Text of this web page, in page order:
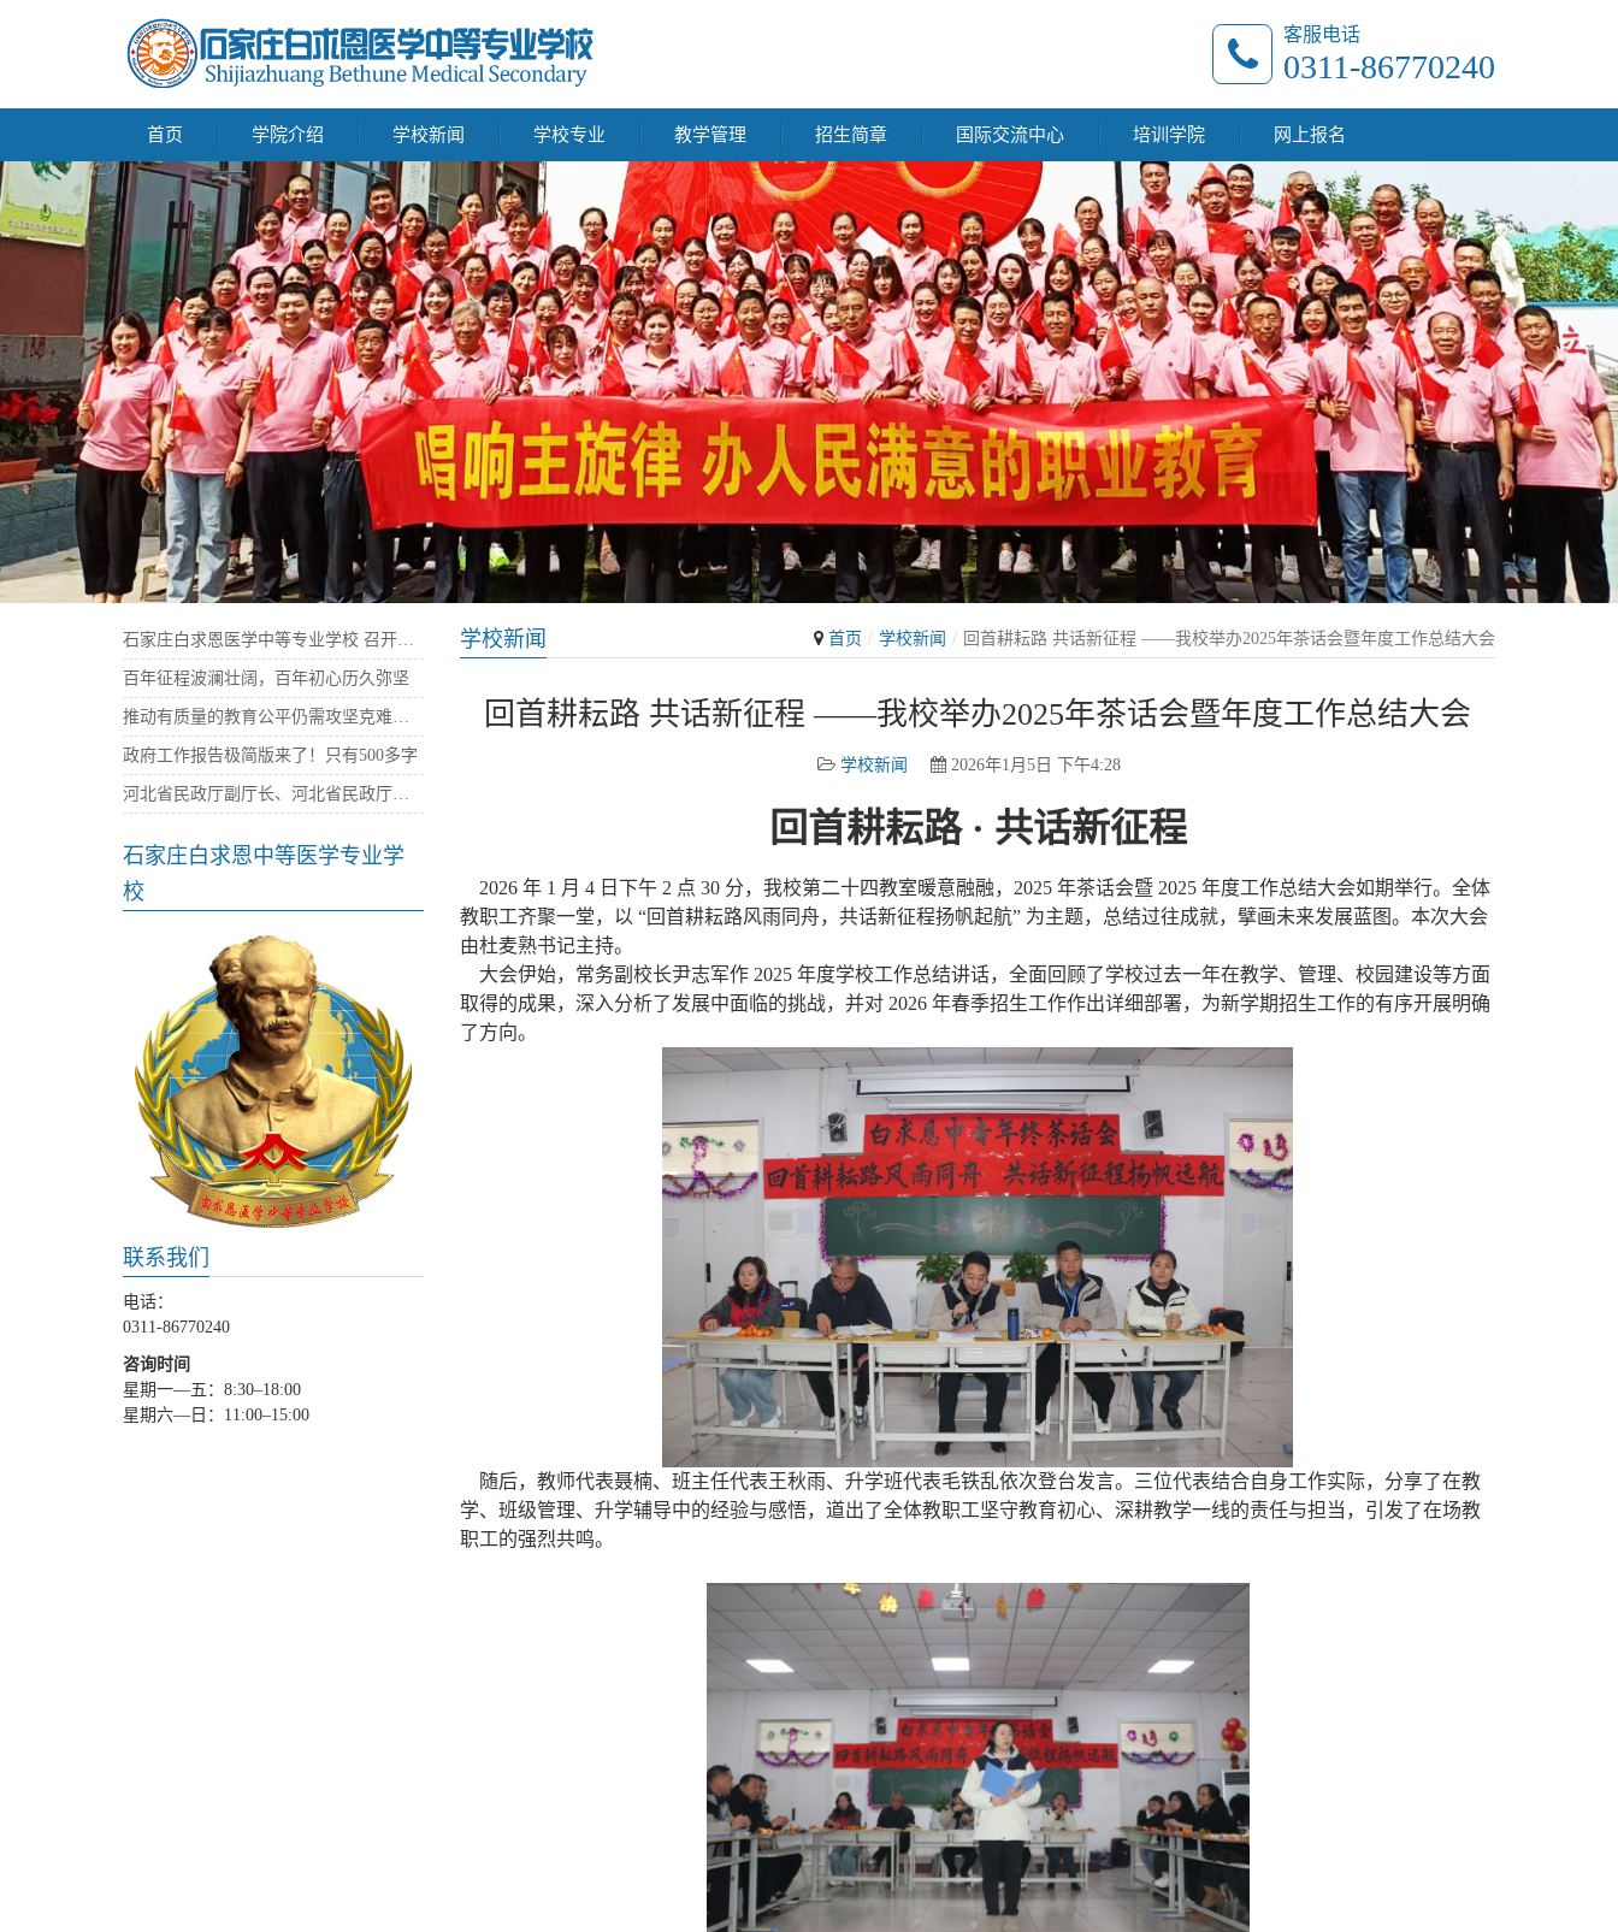
客服电话
0311-86770240
首页 学院介绍 学校新闻 学校专业 教学管理 招生简章 国际交流中心 培训学院 网上报名
首页 学校新闻 回首耕耘路 共话新征程 ——我校举办2025年茶话会暨年度工作总结大会
学校新闻
回首耕耘路 共话新征程 ——我校举办2025年茶话会暨年度工作总结大会
学校新闻 2026年1月5日 下午4:28
回首耕耘路 · 共话新征程
2026 年 1 月 4 日下午 2 点 30 分，我校第二十四教室暖意融融，2025 年茶话会暨 2025 年度工作总结大会如期举行。全体
教职工齐聚一堂，以 “回首耕耘路风雨同舟，共话新征程扬帆起航” 为主题，总结过往成就，擘画未来发展蓝图。本次大会
由杜麦熟书记主持。
大会伊始，常务副校长尹志军作 2025 年度学校工作总结讲话，全面回顾了学校过去一年在教学、管理、校园建设等方面
取得的成果，深入分析了发展中面临的挑战，并对 2026 年春季招生工作作出详细部署，为新学期招生工作的有序开展明确
了方向。
随后，教师代表聂楠、班主任代表王秋雨、升学班代表毛铁乱依次登台发言。三位代表结合自身工作实际，分享了在教
学、班级管理、升学辅导中的经验与感悟，道出了全体教职工坚守教育初心、深耕教学一线的责任与担当，引发了在场教
职工的强烈共鸣。
百年征程波澜壮阔，百年初心历久弥坚
政府工作报告极简版来了！只有500多字
石家庄白求恩中等医学专业学
校
联系我们
电话：
0311-86770240
咨询时间
星期一—五：8:30–18:00
星期六—日：11:00–15:00